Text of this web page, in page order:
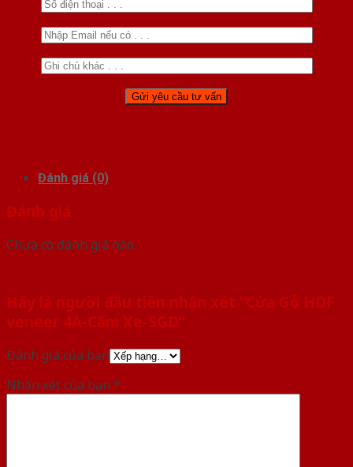
Đánh giá (0)
Đánh giá
Chưa có đánh giá nào.
Hãy là người đầu tiên nhận xét “Cửa Gỗ HDF
veneer 4A-Căm Xe-SGD”
Đánh giá của bạn
Nhận xét của bạn *